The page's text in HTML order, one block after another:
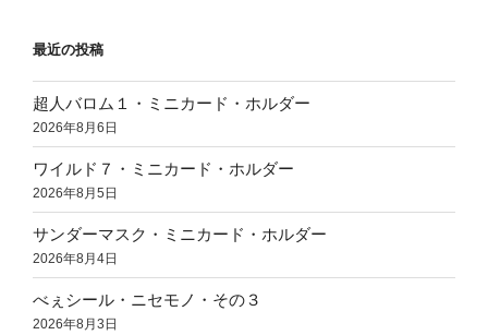
最近の投稿
超人バロム１・ミニカード・ホルダー
2026年8月6日
ワイルド７・ミニカード・ホルダー
2026年8月5日
サンダーマスク・ミニカード・ホルダー
2026年8月4日
べぇシール・ニセモノ・その３
2026年8月3日